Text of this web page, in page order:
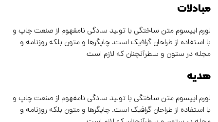
مبادلات
لورم ایپسوم متن ساختگی با تولید سادگی نامفهوم از صنعت چاپ و
با استفاده از طراحان گرافیک است. چاپگرها و متون بلکه روزنامه و
مجله در ستون و سطرآنچنان که لازم است
هدیه
لورم ایپسوم متن ساختگی با تولید سادگی نامفهوم از صنعت چاپ و
با استفاده از طراحان گرافیک است. چاپگرها و متون بلکه روزنامه و